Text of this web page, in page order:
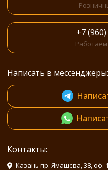
+7
Работаем
Написать в мессенджеры:
Контакты:
Казань пр. Ямашева, 38, оф.